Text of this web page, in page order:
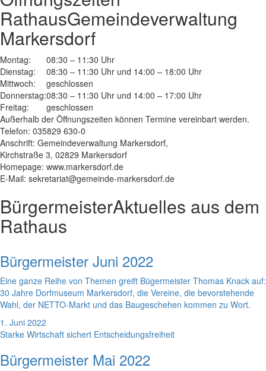
RathausGemeindeverwaltung
Markersdorf
Montag:
08:30 – 11:30 Uhr
Dienstag:
08:30 – 11:30 Uhr und 14:00 – 18:00 Uhr
Mittwoch:
geschlossen
Donnerstag:08:30 – 11:30 Uhr und 14:00 – 17:00 Uhr
Freitag:
geschlossen
Außerhalb der Öffnungszeiten können Termine vereinbart werden.
Telefon: 035829 630-0
Anschrift: Gemeindeverwaltung Markersdorf,
Kirchstraße 3, 02829 Markersdorf
Homepage: www.markersdorf.de
E-Mail: sekretariat@gemeinde-markersdorf.de
BürgermeisterAktuelles aus dem
Rathaus
Bürgermeister Juni 2022
Eine ganze Reihe von Themen greift Bügermeister Thomas Knack auf:
30 Jahre Dorfmuseum Markersdorf, die Vereine, die bevorstehende
Wahl, der NETTO-Markt und das Baugeschehen kommen zu Wort.
1. Juni 2022
Starke Wirtschaft sichert Entscheidungsfreiheit
Bürgermeister Mai 2022